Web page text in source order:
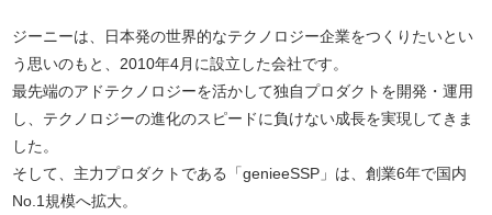
ジーニーは、日本発の世界的なテクノロジー企業をつくりたいとい
う思いのもと、2010年4月に設立した会社です。
最先端のアドテクノロジーを活かして独自プロダクトを開発・運用
し、テクノロジーの進化のスピードに負けない成長を実現してきま
した。
そして、主力プロダクトである「genieeSSP」は、創業6年で国内
No.1規模へ拡大。